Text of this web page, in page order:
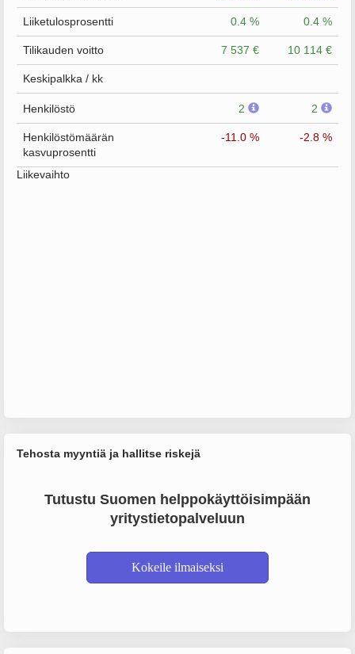
Liiketulosprosentti 0.4 % 0.4 %
Tilikauden voitto 7 537 € 10 114 €
Keskipalkka / kk
Henkilöstö 2 2
Henkilöstömäärän
kasvuprosentti
-11.0 % -2.8 %
Liikevaihto
Tehosta myyntiä ja hallitse riskejä
Tutustu Suomen helppokäyttöisimpään
yritystietopalveluun
Kokeile ilmaiseksi